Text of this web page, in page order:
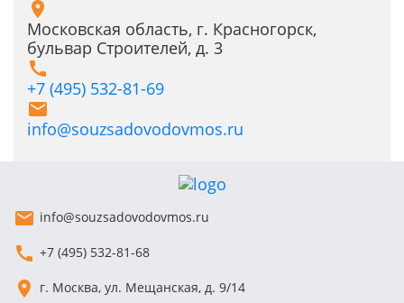
Московская область, г. Красногорск,
бульвар Строителей, д. 3
+7 (495) 532-81-69
info@souzsadovodovmos.ru
г. Москва, ул. Мещанская, д. 9/14
+7 (495) 532-81-68
info@souzsadovodovmos.ru